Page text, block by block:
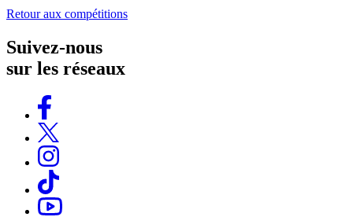
Retour aux compétitions
Suivez-nous
sur les réseaux